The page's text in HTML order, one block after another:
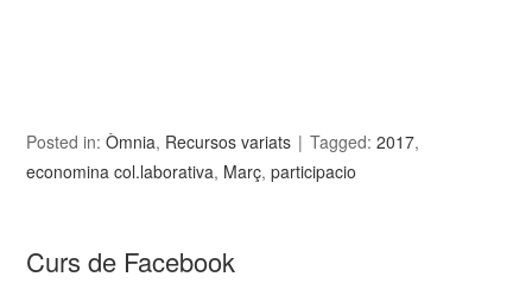
Posted in:Òmnia, Recursos variats Tagged:2017,
economina col.laborativa, Març,participacio
Curs de Facebook